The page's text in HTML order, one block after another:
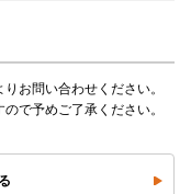
お問い合わせください。
で予めご了承ください。